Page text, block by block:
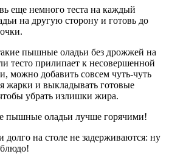
еще немного теста на каждый
на другую сторону и готовь до
пышные оладьи без дрожжей на
тесто прилипает к несовершенной
можно добавить совсем чуть-чуть
жарки и выкладывать готовые
убрать излишки жира.
пышные оладьи лучше горячими!
долго на столе не задерживаются: ну
блюдо!